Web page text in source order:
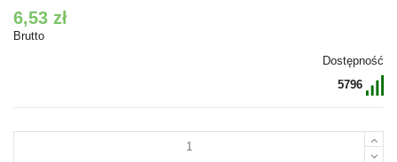
6,53 zł
Brutto
Dostępność
5796